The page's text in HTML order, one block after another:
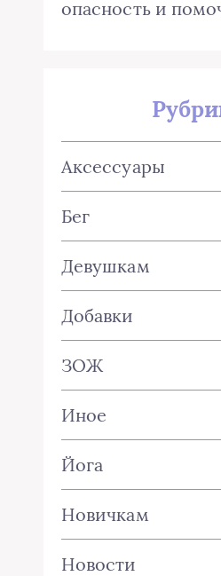
опасность и
Аксессуары
Бег
Девушкам
Добавки
ЗОЖ
Иное
Йога
Новичкам
Новости